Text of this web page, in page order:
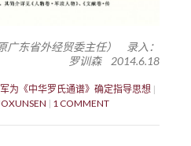
广东省外经贸委主任） 录入：
罗训森 2014.6.18
为《中华罗氏通谱》确定指导思想
1 COMMENT